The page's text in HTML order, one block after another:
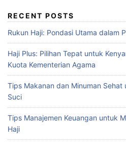
RECENT POSTS
Rukun Haji: Pondasi Utama dalam
Haji Plus: Pilihan Tepat untuk
Kuota Kementerian Agama
Tips Makanan dan Minuman Sehat
Suci
Tips Manajemen Keuangan untuk
Haji